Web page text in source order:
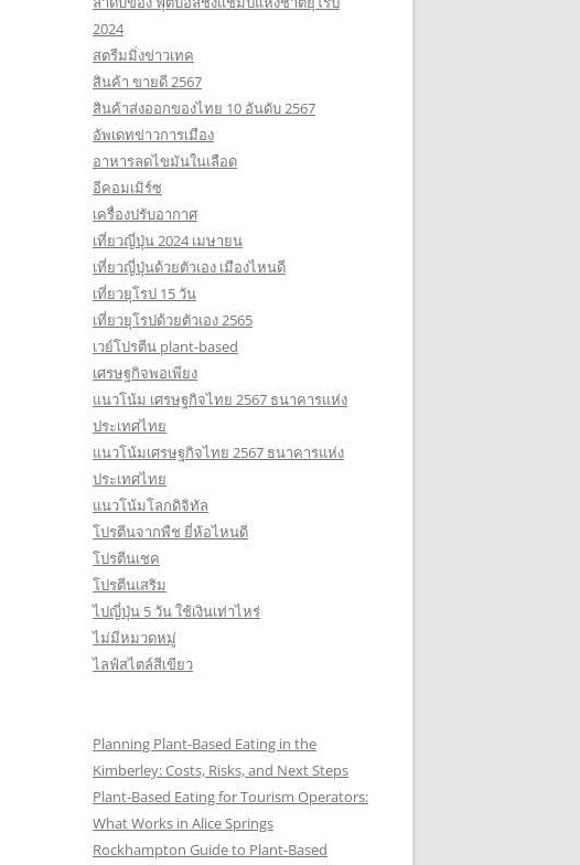
2024
สตรีมมิ่งข่าวเทค
สินค้า ขายดี 2567
สินค้าส่งออกของไทย 10 อันดับ 2567
อัพเดทข่าวการเมือง
อาหารลดไขมันในเลือด
อีคอมเมิร์ซ
เครื่องปรับอากาศ
เที่ยวญี่ปุ่น 2024 เมษายน
เที่ยวญี่ปุ่นด้วยตัวเอง เมืองไหนดี
เที่ยวยุโรป 15 วัน
เที่ยวยุโรปด้วยตัวเอง 2565
เวย์โปรตีน plant-based
เศรษฐกิจพอเพียง
แนวโน้ม เศรษฐกิจไทย 2567 ธนาคารแห่ง
ประเทศไทย
แนวโน้มเศรษฐกิจไทย 2567 ธนาคารแห่ง
ประเทศไทย
แนวโน้มโลกดิจิทัล
โปรตีนจากพืช ยี่ห้อไหนดี
โปรตีนเชค
โปรตีนเสริม
ไปญี่ปุ่น 5 วัน ใช้เงินเท่าไหร่
ไม่มีหมวดหมู่
ไลฟ์สไตล์สีเขียว
Planning Plant-Based Eating in the
Kimberley: Costs, Risks, and Next Steps
Plant-Based Eating for Tourism Operators:
What Works in Alice Springs
Rockhampton Guide to Plant-Based